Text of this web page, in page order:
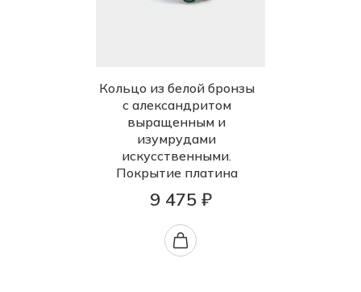
Кольцо из белой бронзы
с александритом
выращенным и
изумрудами
искусственными.
Покрытие платина
9 475 ₽